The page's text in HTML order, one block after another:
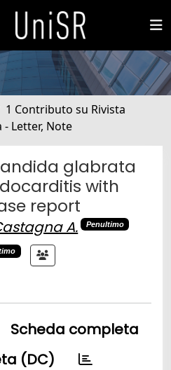
1 Contributo su Rivista
- Letter, Note
glabrata
with
report
A. Penultimo
Scheda completa
(DC)